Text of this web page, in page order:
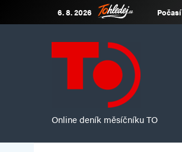
6. 8. 2026 Počasí
Online deník měsíčníku TO